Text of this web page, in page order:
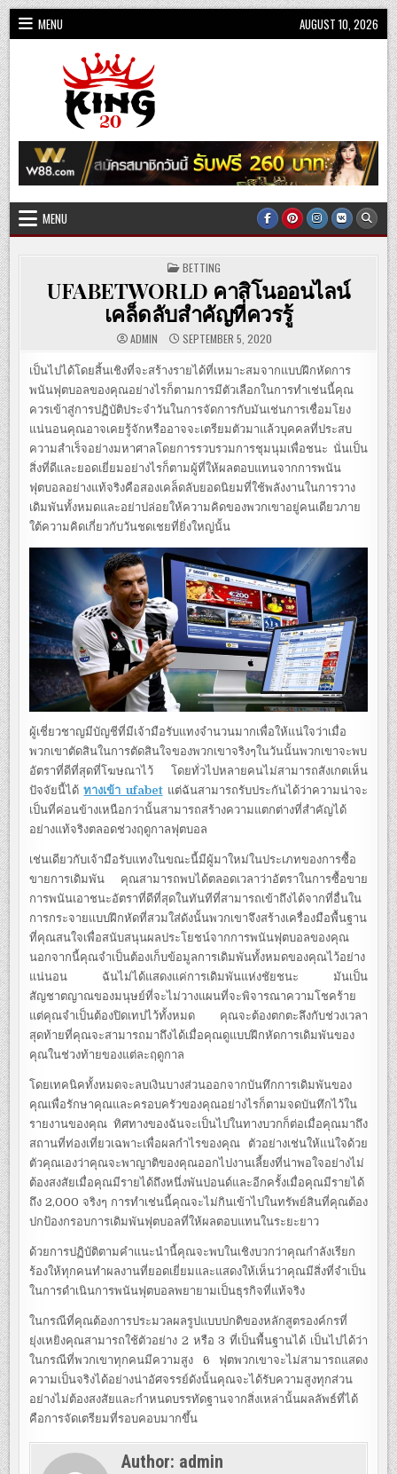
Skip
to
content
MENU AUGUST 10, 2026
King20
MENU
POSTED
IN
BETTING
UFABETWORLD คาสิโนออนไลน์
เคล็ดลับสำคัญที่ควรรู้
ADMIN SEPTEMBER 5, 2020
เป็นไปได้โดยสิ้นเชิงที่จะสร้างรายได้ที่เหมาะสมจากแบบฝึกหัดการ
พนันฟุตบอลของคุณอย่างไรก็ตามการมีตัวเลือกในการทำเช่นนี้คุณ
ควรเข้าสู่การปฏิบัติประจำวันในการจัดการกับมันเช่นการเชื่อมโยง
แน่นอนคุณอาจเคยรู้จักหรืออาจจะเตรียมตัวมาแล้วบุคคลที่ประสบ
ความสำเร็จอย่างมหาศาลโดยการรวบรวมการชุมนุมเพื่อชนะ นั่นเป็น
สิ่งที่ดีและยอดเยี่ยมอย่างไรก็ตามผู้ที่ให้ผลตอบแทนจากการพนัน
ฟุตบอลอย่างแท้จริงคือสองเคล็ดลับยอดนิยมที่ใช้พลังงานในการวาง
เดิมพันทั้งหมดและอย่าปล่อยให้ความคิดของพวกเขาอยู่คนเดียวภาย
ใต้ความคิดเกี่ยวกับวันชดเชยที่ยิ่งใหญ่นั้น
ผู้เชี่ยวชาญมีบัญชีที่มีเจ้ามือรับแทงจำนวนมากเพื่อให้แน่ใจว่าเมื่อ
พวกเขาตัดสินในการตัดสินใจของพวกเขาจริงๆในวันนั้นพวกเขาจะพบ
อัตราที่ดีที่สุดที่โฆษณาไว้ โดยทั่วไปหลายคนไม่สามารถสังเกตเห็น
ปัจจัยนี้ได้ทางเข้า ufabetแต่ฉันสามารถรับประกันได้ว่าความน่าจะ
เป็นที่ค่อนข้างเหนือกว่านั้นสามารถสร้างความแตกต่างที่สำคัญได้
อย่างแท้จริงตลอดช่วงฤดูกาลฟุตบอล
เช่นเดียวกับเจ้ามือรับแทงในขณะนี้มีผู้มาใหม่ในประเภทของการซื้อ
ขายการเดิมพัน คุณสามารถพบได้ตลอดเวลาว่าอัตราในการซื้อขาย
การพนันเอาชนะอัตราที่ดีที่สุดในทันทีที่สามารถเข้าถึงได้จากที่อื่นใน
การกระจายแบบฝึกหัดที่สวมใส่ดังนั้นพวกเขาจึงสร้างเครื่องมือพื้นฐาน
ที่คุณสนใจเพื่อสนับสนุนผลประโยชน์จากการพนันฟุตบอลของคุณ
นอกจากนี้คุณจำเป็นต้องเก็บข้อมูลการเดิมพันทั้งหมดของคุณไว้อย่าง
แน่นอน ฉันไม่ได้แสดงแค่การเดิมพันแห่งชัยชนะ มันเป็น
สัญชาตญาณของมนุษย์ที่จะไม่วางแผนที่จะพิจารณาความโชคร้าย
แต่คุณจำเป็นต้องปิดเทปไว้ทั้งหมด คุณจะต้องตกตะลึงกับช่วงเวลา
สุดท้ายที่คุณจะสามารถมาถึงได้เมื่อคุณดูแบบฝึกหัดการเดิมพันของ
คุณในช่วงท้ายของแต่ละฤดูกาล
โดยเทคนิคทั้งหมดจะลบเงินบางส่วนออกจากบันทึกการเดิมพันของ
คุณเพื่อรักษาคุณและครอบครัวของคุณอย่างไรก็ตามจดบันทึกไว้ใน
รายงานของคุณ ทิศทางของฉันจะเป็นไปในทางบวกก็ต่อเมื่อคุณมาถึง
สถานที่ท่องเที่ยวเฉพาะเพื่อผลกำไรของคุณ ตัวอย่างเช่นให้แน่ใจด้วย
ตัวคุณเองว่าคุณจะพาญาติของคุณออกไปงานเลี้ยงที่น่าพอใจอย่างไม่
ต้องสงสัยเมื่อคุณมีรายได้ถึงหนึ่งพันปอนด์และอีกครั้งเมื่อคุณมีรายได้
ถึง 2,000 จริงๆ การทำเช่นนี้คุณจะไม่กินเข้าไปในทรัพย์สินที่คุณต้อง
ปกป้องกรอบการเดิมพันฟุตบอลที่ให้ผลตอบแทนในระยะยาว
ด้วยการปฏิบัติตามคำแนะนำนี้คุณจะพบในเชิงบวกว่าคุณกำลังเรียก
ร้องให้ทุกคนทำผลงานที่ยอดเยี่ยมและแสดงให้เห็นว่าคุณมีสิ่งที่จำเป็น
ในการดำเนินการพนันฟุตบอลพยายามเป็นธุรกิจที่แท้จริง
ในกรณีที่คุณต้องการประมวลผลรูปแบบปกติของหลักสูตรองค์กรที่
ยุ่งเหยิงคุณสามารถใช้ตัวอย่าง 2 หรือ 3 ที่เป็นพื้นฐานได้ เป็นไปได้ว่า
ในกรณีที่พวกเขาทุกคนมีความสูง 6 ฟุตพวกเขาจะไม่สามารถแสดง
ความเป็นจริงได้อย่างน่าอัศจรรย์ดังนั้นคุณจะได้รับความสูงทุกส่วน
อย่างไม่ต้องสงสัยและกำหนดบรรทัดฐานจากสิ่งเหล่านั้นผลลัพธ์ที่ได้
คือการจัดเตรียมที่รอบคอบมากขึ้น
Author: admin